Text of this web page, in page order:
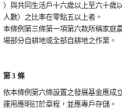
）與共同生活戶十六歲以上至六十歲
人數）之比率在零點五以上者。
本條例第三條第一項第六款所稱家庭
場部分自耕地或全部自耕地之作業。
第 3 條
依本條例第六條設置之發展基金應成
運用應明訂於章程，並應專戶存儲。